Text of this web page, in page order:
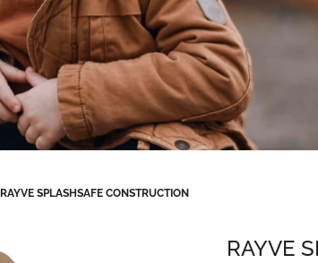
RAYVE SPLASHSAFE CONSTRUCTION
RAYVE